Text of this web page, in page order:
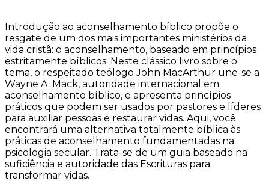
Introdução ao aconselhamento bíblico propõe o
resgate de um dos mais importantes ministérios da
vida cristã: o aconselhamento, baseado em princípios
estritamente bíblicos. Neste clássico livro sobre o
tema, o respeitado teólogo John MacArthur une-se a
Wayne A. Mack, autoridade internacional em
aconselhamento bíblico, e apresenta princípios
práticos que podem ser usados por pastores e líderes
para auxiliar pessoas e restaurar vidas. Aqui, você
encontrará uma alternativa totalmente bíblica às
práticas de aconselhamento fundamentadas na
psicologia secular. Trata-se de um guia baseado na
suficiência e autoridade das Escrituras para
transformar vidas.